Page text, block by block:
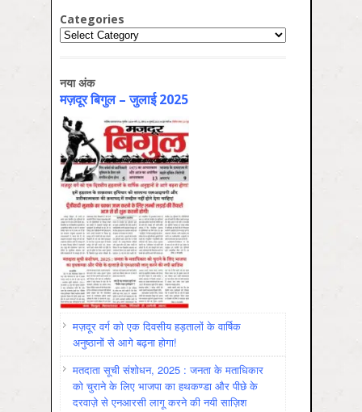
Categories
Categories
नया अंक
मज़दूर बिगुल – जुलाई 2025
मज़दूर वर्ग को एक दिवसीय हड़तालों के वार्षिक
अनुष्ठानों से आगे बढ़ना होगा!
मतदाता सूची संशोधन, 2025 : जनता के मताधिकार
को चुराने के लिए भाजपा का हथकण्डा और पीछे के
दरवाज़े से एनआरसी लागू करने की नयी साज़िश